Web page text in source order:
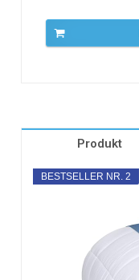
Produkt
BESTSELLER NR. 2